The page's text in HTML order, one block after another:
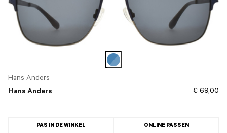
Hans Anders
Hans Anders
€ 69,00
PAS IN DE WINKEL ONLINE PASSEN